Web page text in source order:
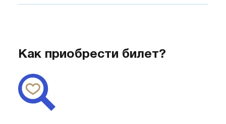
Как приобрести билет?